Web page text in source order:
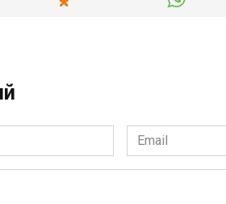
Email
*